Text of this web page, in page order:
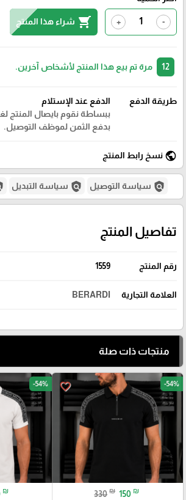
-
+
shopping_cart شراء هذا المنتج
مرة تم بيع هذا المنتج لأشخاص آخرين.
طريقة الدفع
الدفع عند الإستلام
ببساطة نقوم بايصال المنتج
بدفع الثمن لموظف التوصيل.
public نسخ رابط المنتج
policy سياسة التوصيل policy سياسة التبديل
تفاصيل المنتج
رقم المنتج 1559
العلامة التجارية BERARDI
منتجات ذات صلة
favorite_border -54%
330 ₪ 150 ₪
-54%
₪